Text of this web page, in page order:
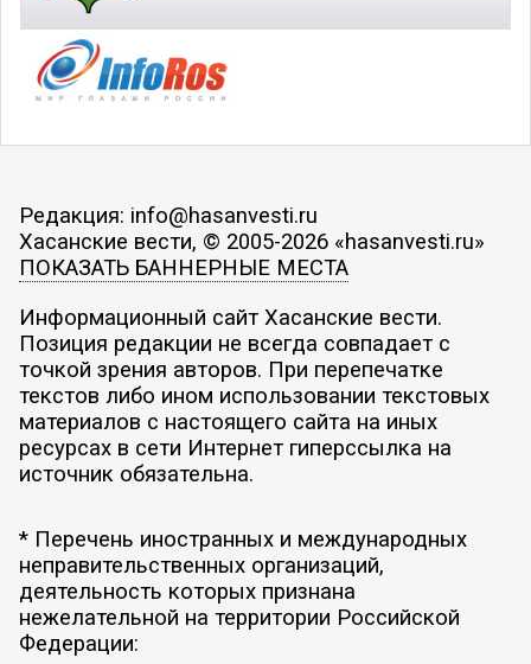
Редакция: info@hasanvesti.ru
Хасанские вести, © 2005-2026 «hasanvesti.ru»
ПОКАЗАТЬ БАННЕРНЫЕ МЕСТА
Информационный сайт Хасанские вести.
Позиция редакции не всегда совпадает с
точкой зрения авторов. При перепечатке
текстов либо ином использовании текстовых
материалов с настоящего сайта на иных
ресурсах в сети Интернет гиперссылка на
источник обязательна.
* Перечень иностранных и международных
неправительственных организаций,
деятельность которых признана
нежелательной на территории Российской
Федерации: